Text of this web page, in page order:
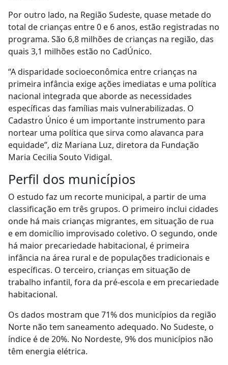
Por outro lado, na Região Sudeste, quase metade do
total de crianças entre 0 e 6 anos, estão registradas no
programa. São 6,8 milhões de crianças na região, das
quais 3,1 milhões estão no CadÚnico.
“A disparidade socioeconômica entre crianças na
primeira infância exige ações imediatas e uma política
nacional integrada que aborde as necessidades
específicas das famílias mais vulnerabilizadas. O
Cadastro Único é um importante instrumento para
nortear uma política que sirva como alavanca para
equidade”, diz Mariana Luz, diretora da Fundação
Maria Cecilia Souto Vidigal.
Perfil dos municípios
O estudo faz um recorte municipal, a partir de uma
classificação em três grupos. O primeiro inclui cidades
onde há mais crianças migrantes, em situação de rua
e em domicílio improvisado coletivo. O segundo, onde
há maior precariedade habitacional, é primeira
infância na área rural e de populações tradicionais e
específicas. O terceiro, crianças em situação de
trabalho infantil, fora da pré-escola e em precariedade
habitacional.
Os dados mostram que 71% dos municípios da região
Norte não tem saneamento adequado. No Sudeste, o
índice é de 20%. No Nordeste, 9% dos municípios não
têm energia elétrica.